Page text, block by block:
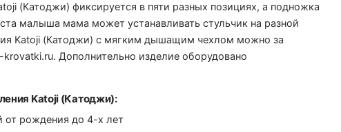
(Катоджи) фиксируется в пяти разных позициях, а подножка
малыша мама может устанавливать стульчик на разной
Katoji (Катоджи) с мягким дышащим чехлом можно за
Дополнительно изделие оборудовано
Katoji (Катоджи):
от рождения до 4-х лет